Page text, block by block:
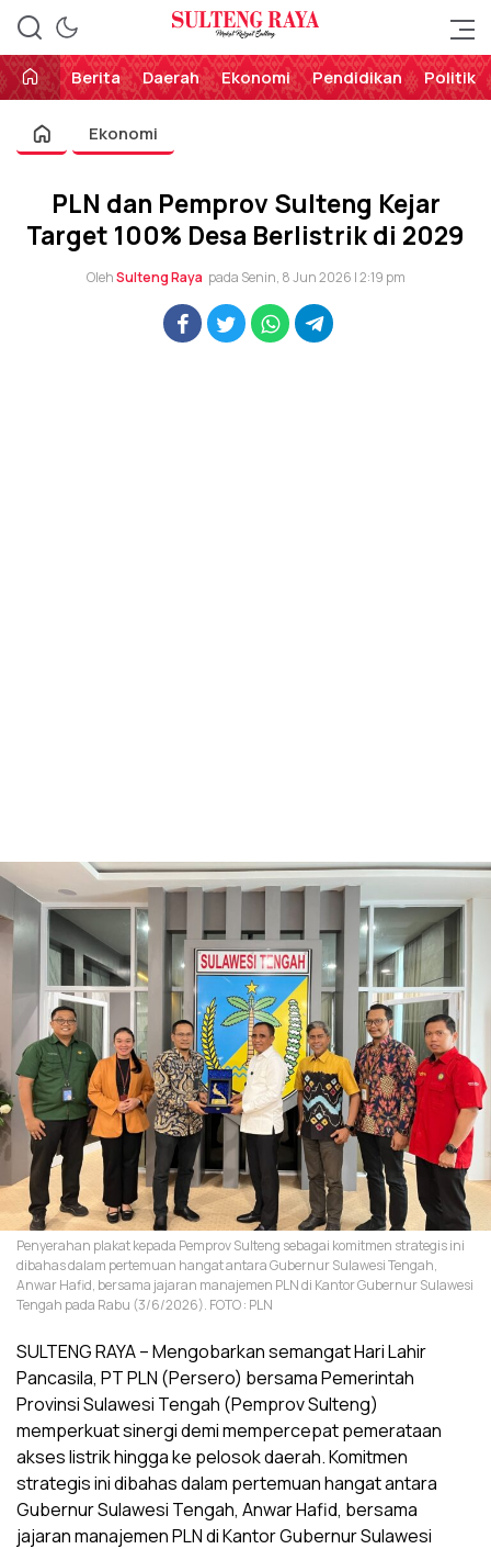
Sulteng Raya
Perekat Rakyat Sulteng
Berita
Daerah Ekonomi Pendidikan Politik
Ekonomi
PLN dan Pemprov Sulteng Kejar
Target 100% Desa Berlistrik di 2029
OlehSulteng Raya pada Senin, 8 Jun 2026 | 2:19 pm
Penyerahan plakat kepada Pemprov Sulteng sebagai komitmen strategis ini
dibahas dalam pertemuan hangat antara Gubernur Sulawesi Tengah,
Anwar Hafid, bersama jajaran manajemen PLN di Kantor Gubernur Sulawesi
Tengah pada Rabu (3/6/2026). FOTO : PLN
SULTENG RAYA – Mengobarkan semangat Hari Lahir
Pancasila, PT PLN (Persero) bersama Pemerintah
Provinsi Sulawesi Tengah (Pemprov Sulteng)
memperkuat sinergi demi mempercepat pemerataan
akses listrik hingga ke pelosok daerah. Komitmen
strategis ini dibahas dalam pertemuan hangat antara
Gubernur Sulawesi Tengah, Anwar Hafid, bersama
jajaran manajemen PLN di Kantor Gubernur Sulawesi